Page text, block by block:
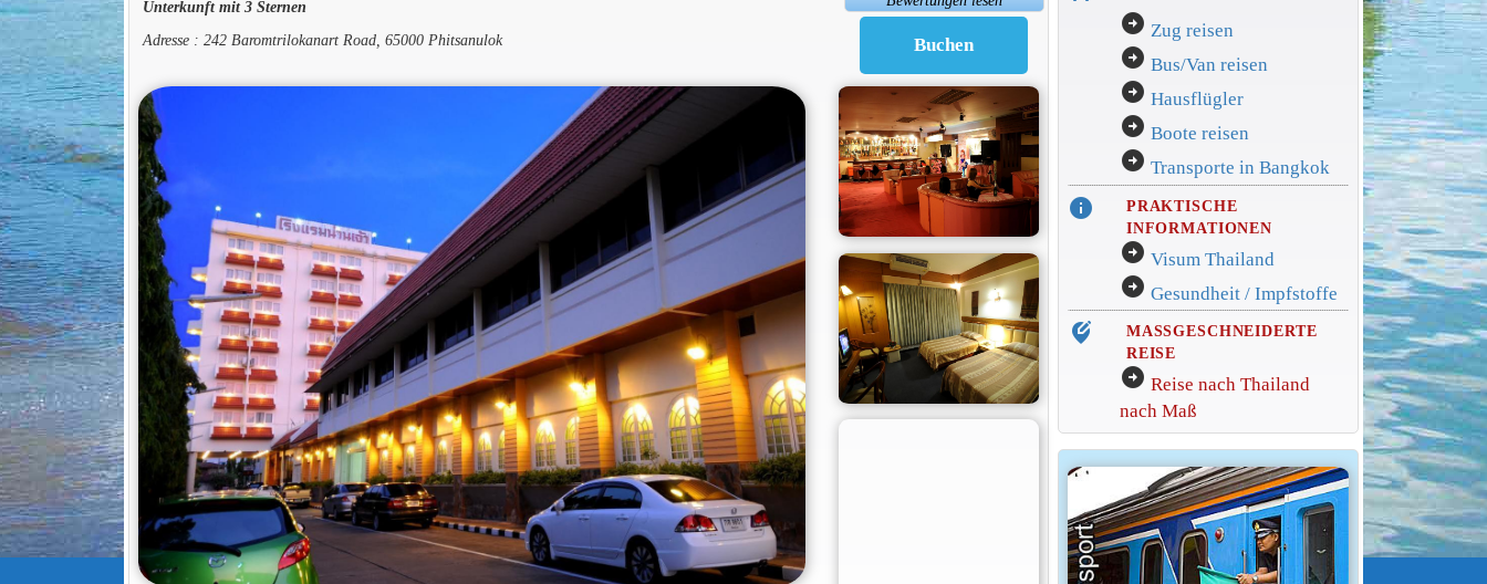
Unterkunft mit 3 Sternen
Adresse : 242 Baromtrilokanart Road, 65000 Phitsanulok
arrow_circle_right Zug reisen
arrow_circle_right Bus/Van reisen
arrow_circle_right Hausflügler
arrow_circle_right Boote reisen
arrow_circle_right Transporte in Bangkok
info
PRAKTISCHE
INFORMATIONEN
arrow_circle_right Visum Thailand
arrow_circle_right Gesundheit / Impfstoffe
edit_location_alt
MASSGESCHNEIDERTE
REISE
arrow_circle_right Reise nach Thailand
nach Maß